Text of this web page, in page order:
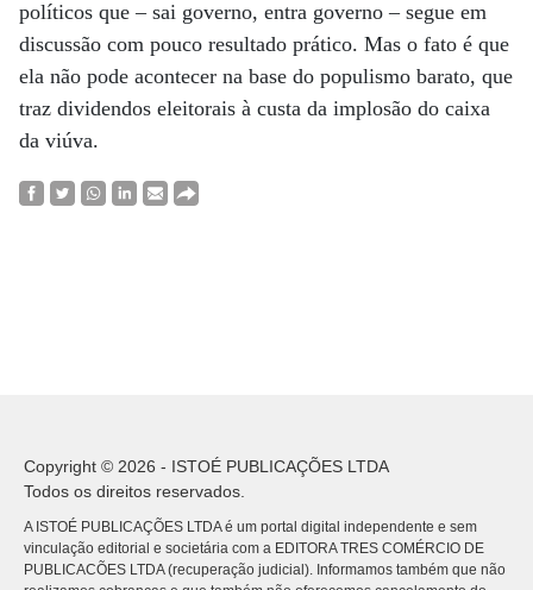
políticos que – sai governo, entra governo – segue em
discussão com pouco resultado prático. Mas o fato é que
ela não pode acontecer na base do populismo barato, que
traz dividendos eleitorais à custa da implosão do caixa
da viúva.
Copyright © 2026 - ISTOÉ PUBLICAÇÕES LTDA
Todos os direitos reservados.
A ISTOÉ PUBLICAÇÕES LTDA é um portal digital independente e sem
vinculação editorial e societária com a EDITORA TRES COMÉRCIO DE
PUBLICACÕES LTDA (recuperação judicial). Informamos também que não